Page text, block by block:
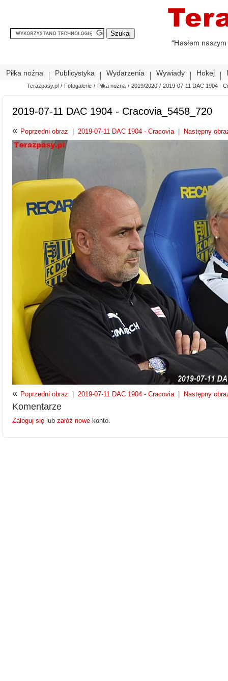
Piłka nożna Publicystyka Wydarzenia Wywiady Hokej
Terazpasy.pl / Fotogalerie / Piłka nożna / 2019/2020 / 2019-07-11 DAC 1904 -
2019-07-11 DAC 1904 - Cracovia_5458_720
« Poprzedni obraz 2019-07-11 DAC 1904 - Cracovia Następny
« Poprzedni obraz 2019-07-11 DAC 1904 - Cracovia Następny
Komentarze
Zaloguj się lub załóż nowe konto.